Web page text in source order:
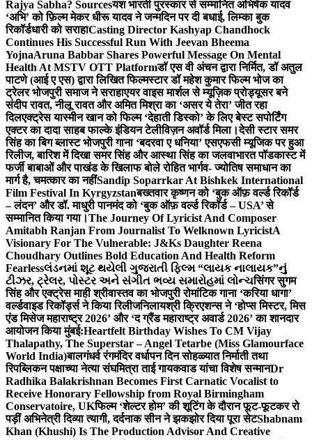
Rajya Sabha? Sourcesयश भारती पुरस्कार से सम्मानित अभिषेक यादव
‘अभि’ को फ़िल्म मेकर धीरू यादव ने जन्मदिन पर दी बधाई, लिम्का बुक
रिकॉर्डधारी को सराहाCasting Director Kashyap Chandhock
Continues His Successful Run With Jeevan Bheema
YojnaAruna Babbar Shares Powerful Message On Mental
Health At MSTV OTT Platformडॉ एस वी अंचन द्वारा निर्मित, डॉ अतुल
पाटणे (आई ए एस) द्वारा लिखित फिल्मस्टार डॉ महेश कुमार फिल्म भोज का
ट्रेलर भोजपुरी समाज ने सराहाएयर वाइस मार्शल से म्यूज़िक प्रोड्यूसर बने
संदीप रावत, नीलू रावत और अमित मिश्रा का ‘असर ये तेरा’ जीत रहा
दिलएक्ट्रेस यास्मीन खान को फिल्म ‘देहाती डिस्को’ के लिए बेस्ट सपोर्टिंग
एक्टर का दादा साहब फाल्के इंडियन टेलीविज़न अवॉर्ड मिला।देसी स्टार समर
सिंह का बिग ब्लास्ट भोजपुरी गाना ‘बदरवा ए धनिया’ एसएफसी म्यूजिक पर हुआ
रिलीज, बारिश में दिखा समर सिंह और आस्था सिंह का जलवाभारत पॉडकास्ट में
फर्जी बाबाओं और पाखंड के खिलाफ बोले रोहित भार्गव- ज्योतिष समाधान का
मार्ग है, चमत्कार का नहींSandip Soparrkar At Bishkek International
Film Festival In Kyrgyzstanबख्तवार कृष्णन को ‘बुक ऑफ़ वर्ल्ड रिकॉर्ड
– लंदन’ और डॉ. माधुरी पानमंद को ‘बुक ऑफ़ वर्ल्ड रिकॉर्ड – USA’ से
सम्मानित किया गया।The Journey Of Lyricist And Composer
Amitabh Ranjan From Journalist To Welknown LyricistA
Visionary For The Vulnerable: J&Ks Daughter Reena
Choudhary Outlines Bold Education And Health Reform
Fearlessલંડનમાં શૂટ થયેલી ગુજરાતી ફિલ્મ “લાયક નાલાયક”નું
ટીઝર, ટ્રેલર, પોસ્ટર અને સંગીત ભવ્ય સમારોહમાં લોન્ચसिंगर सुगम
सिंह और एक्ट्रेस माही श्रीवास्तव का भोजपुरी रोमांटिक गाना ‘करिया धागा’
वर्ल्डवाइड रिकॉर्ड्स ने किया रिलीजनिलायश्री क्रिएशन्स ने ‘होप्स मिस्टर, मिस
एंड मिसेज महाराष्ट्र 2026’ और ‘द ग्रैंड महाराष्ट्र अवार्ड 2026’ का शानदार
आयोजन किया मुंबई:Heartfelt Birthday Wishes To CM Vijay
Thalapathy, The Superstar – Angel Tetarbe (Miss Glamourface
World India)बालगंधर्व रंगमंदिर वर्धापन दिन सोहळ्यात निर्माती तथा
रिपब्लिकन पक्षाच्या नेत्या संघमित्रा ताई गायकवाड यांचा विशेष सन्मानDr
Radhika Balakrishnan Becomes First Carnatic Vocalist to
Receive Honorary Fellowship from Royal Birmingham
Conservatoire, UKफिल्म ‘शेल्टर होम’ की शूटिंग के दौरान फूट-फूटकर रो
पड़ीं अभिनेत्री दिव्या त्यागी, दर्दनाक सीन ने झकझोर दिया पूरा सेटShabnam
Khan (Khushi) Is The Production Advisor And Creative